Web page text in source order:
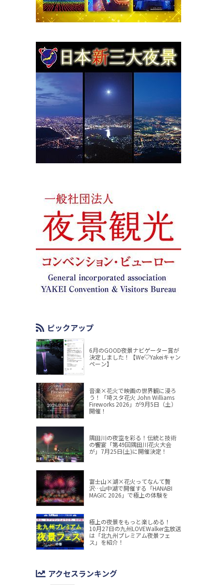
ピックアップ
6月のGOOD夜景ナビゲーター賞が
決定しました！【We♡Yakeiキャン
ペーン】
音楽×花火で映画の世界観に浸ろ
う！「埼スタ花火 John Williams
Fireworks 2026」が9月5日（土）
開催！
隅田川の夜空を彩る！伝統と技術
の饗宴「第49回隅田川花火大会
が」7月25日(土)に開催決定！
富士山×湖×花火ってなんて贅
沢…山中湖で開催する「HANABI
MAGIC 2026」で極上の体験を
極上の夜景をもっと楽しめる！
10月27日の九州LOVEWalker生放送
は「北九州プレミアム夜景フェ
ス」を紹介！
アクセスランキング